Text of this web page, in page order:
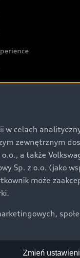
postępu
Team
Nowoczesnej w
w Skokach
w celach
zewnętrznym
a także
Sp. z o.o. (jako
może
Zmień